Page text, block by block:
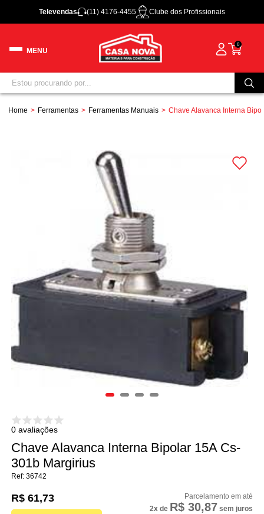
Televendas (11) 4176-4455 Clube dos Profissionais
0
Home Ferramentas Ferramentas Manuais Chave Alavanca Interna
0 avaliações
Chave Alavanca Interna Bipolar 15A Cs-
301b Margirius
36742
R$ 61,73
2x de R$ 30,87 sem juros